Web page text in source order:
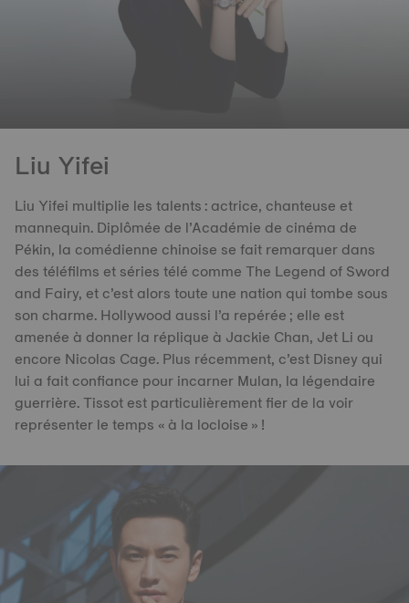
Liu Yifei
Liu Yifei multiplie les talents : actrice, chanteuse et
mannequin. Diplômée de l’Académie de cinéma de
Pékin, la comédienne chinoise se fait remarquer dans
des téléfilms et séries télé comme The Legend of Sword
and Fairy, et c’est alors toute une nation qui tombe sous
son charme. Hollywood aussi l’a repérée ; elle est
amenée à donner la réplique à Jackie Chan, Jet Li ou
encore Nicolas Cage. Plus récemment, c’est Disney qui
lui a fait confiance pour incarner Mulan, la légendaire
guerrière. Tissot est particulièrement fier de la voir
représenter le temps « à la locloise » !